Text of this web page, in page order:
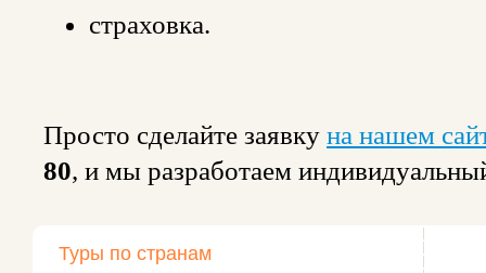
страховка.
Просто сделайте заявку на нашем
80, и мы разработаем
Туры по странам